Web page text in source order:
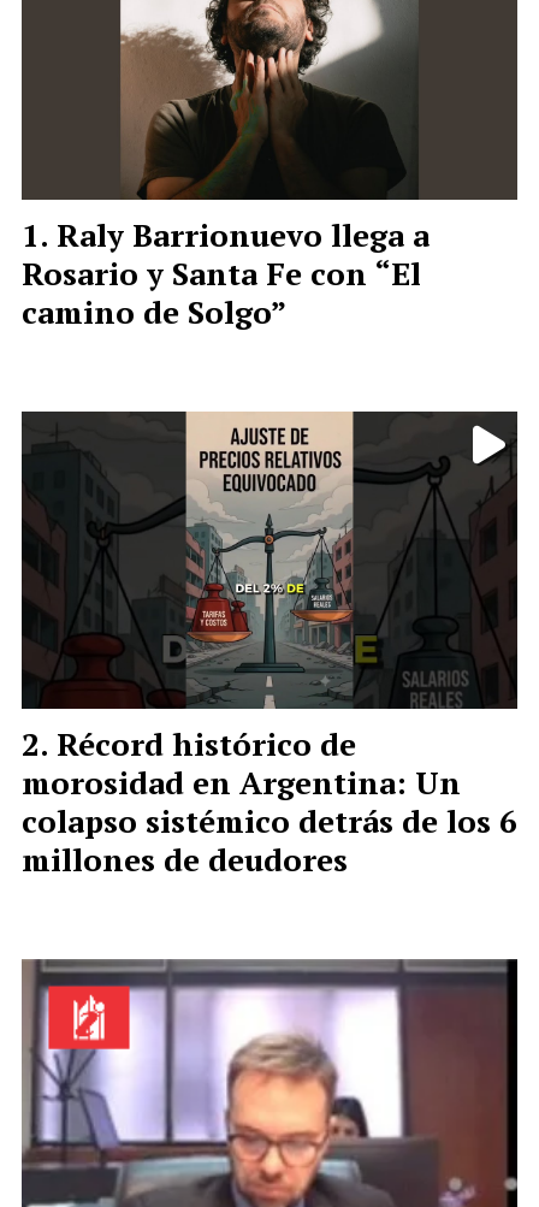
Raly Barrionuevo llega a
Rosario y Santa Fe con “El
camino de Solgo”
Récord histórico de
morosidad en Argentina: Un
colapso sistémico detrás de los 6
millones de deudores